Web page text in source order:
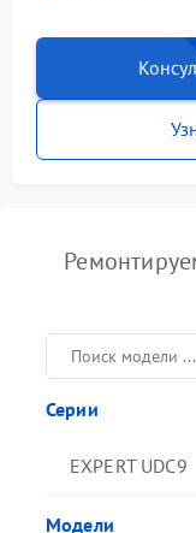
Серии
EXPERT UDC9
Модели